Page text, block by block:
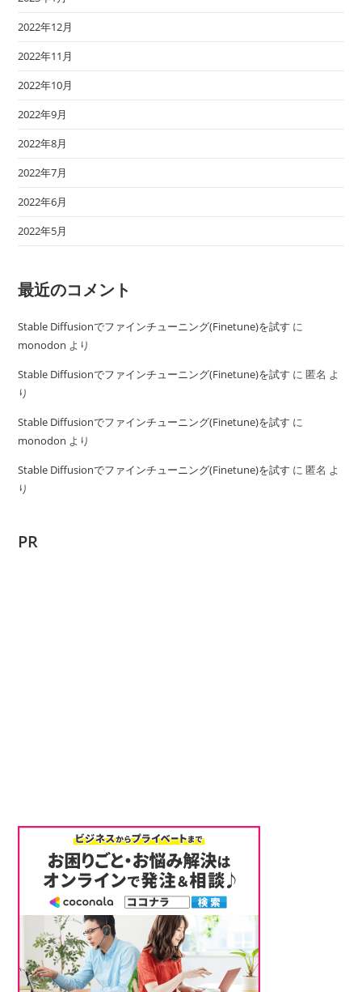
2022年12月
2022年11月
2022年10月
2022年9月
2022年8月
2022年7月
2022年6月
2022年5月
最近のコメント
Stable Diffusionでファインチューニング(Finetune)を試す に
monodon より
Stable Diffusionでファインチューニング(Finetune)を試す に匿名 よ
り
Stable Diffusionでファインチューニング(Finetune)を試す に
monodon より
Stable Diffusionでファインチューニング(Finetune)を試す に匿名 よ
り
PR